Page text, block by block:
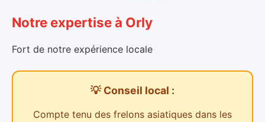
Notre expertiseà Orly
Fort de notre expérience locale
💡 Conseil local :
Compte tenu des frelons asiatiques dans les